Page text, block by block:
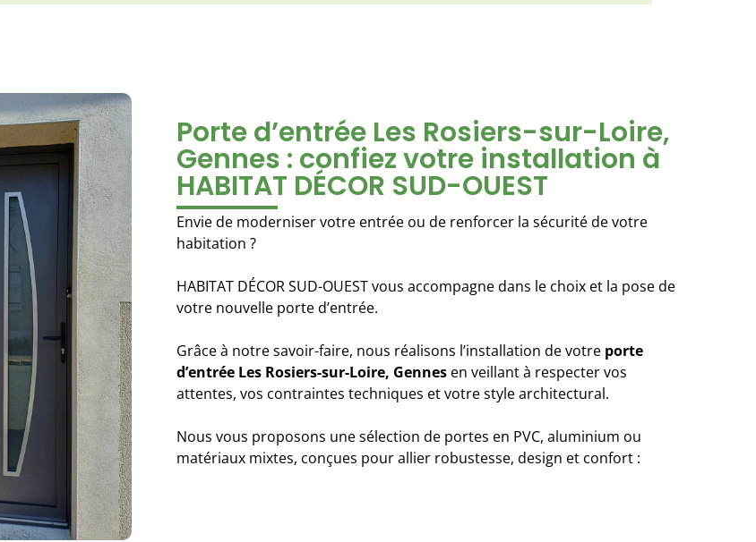
Porte d’entrée Les Rosiers-sur-Loire,
Gennes : confiez votre installation à
HABITAT DÉCOR SUD-OUEST
Envie de moderniser votre entrée ou de renforcer la sécurité de votre
habitation ?
HABITAT DÉCOR SUD-OUEST vous accompagne dans le choix et la pose de
votre nouvelle porte d’entrée.
Grâce à notre savoir-faire, nous réalisons l’installation de votre porte
d’entrée Les Rosiers-sur-Loire, Gennesen veillant à respecter vos
attentes, vos contraintes techniques et votre style architectural.
Nous vous proposons une sélection de portes en PVC, aluminium ou
matériaux mixtes, conçues pour allier robustesse, design et confort :